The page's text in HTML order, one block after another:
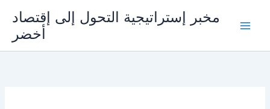
content
مخبر إستراتيجية التحول إلى إقتصاد
أخضر